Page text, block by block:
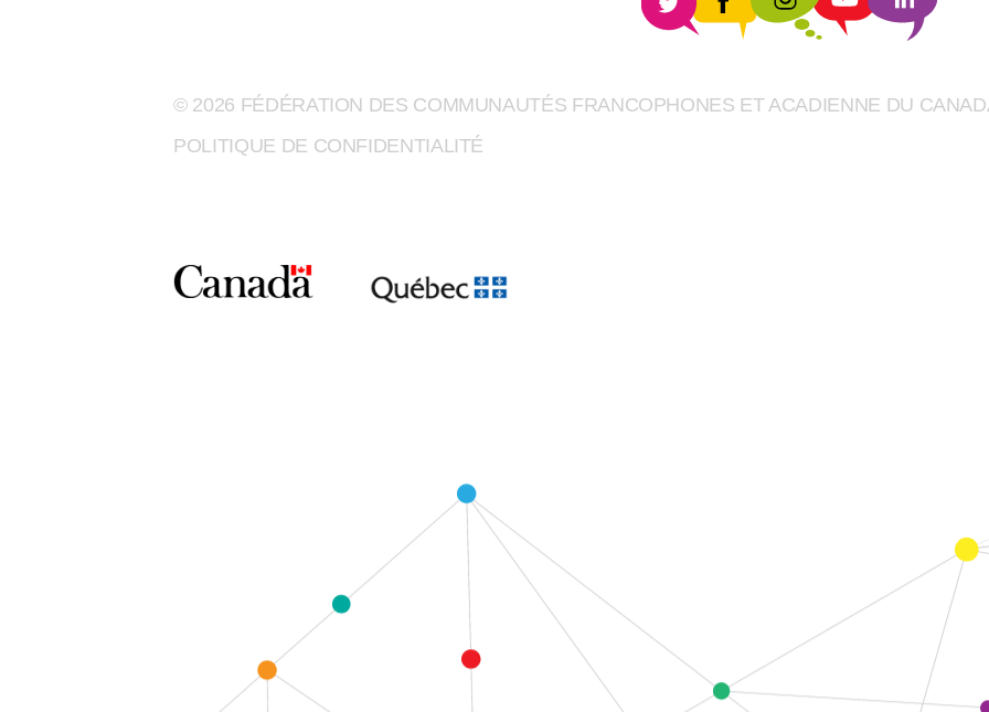
© 2026 FÉDÉRATION DES COMMUNAUTÉS FRANCOPHONES ET ACADIENNE DU
POLITIQUE DE CONFIDENTIALITÉ